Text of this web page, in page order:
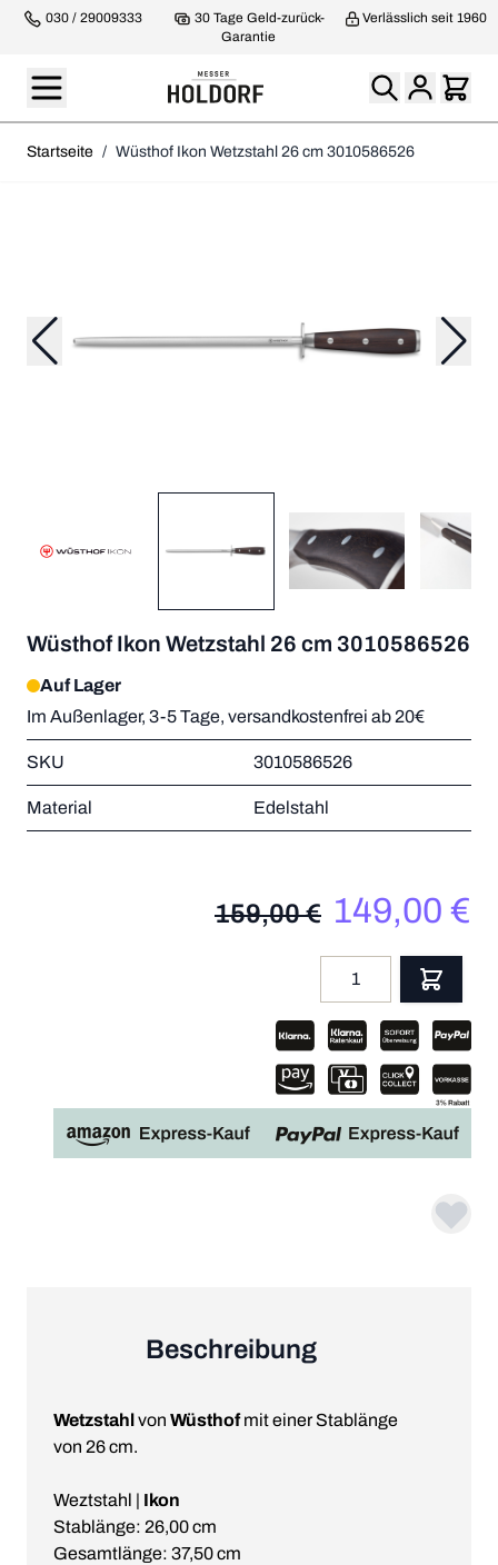
030 / 29009333
30 Tage Geld-zurück-
Garantie
Verlässlich seit 1960
Startseite / Wüsthof Ikon Wetzstahl 26 cm 3010586526
Wüsthof Ikon Wetzstahl 26 cm 3010586526
Auf Lager
Im Außenlager, 3-5 Tage, versandkostenfrei ab 20€
SKU 3010586526
Material Edelstahl
159,00 € 149,00 €
Beschreibung
Wetzstahlvon Wüsthofmit einer Stablänge
von 26 cm.
Weztstahl | Ikon
Stablänge: 26,00 cm
Gesamtlänge: 37,50 cm